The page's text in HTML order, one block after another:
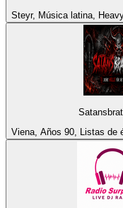
Steyr, Música latina,
Viena, Años 90, Listas de